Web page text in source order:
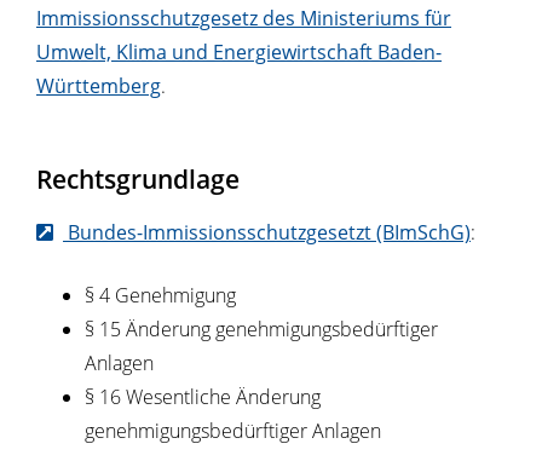
Immissionsschutzgesetz des Ministeriums für
Umwelt, Klima und Energiewirtschaft Baden-
Württemberg.
Rechtsgrundlage
Bundes-Immissionsschutzgesetzt (BImSchG):
§ 4 Genehmigung
§ 15Änderung genehmigungsbedürftiger
Anlagen
§ 16 Wesentliche Änderung
genehmigungsbedürftiger Anlagen